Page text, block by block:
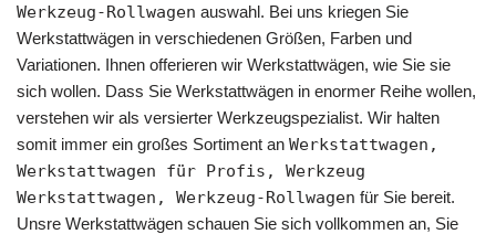
Werkzeug-Rollwagen auswahl. Bei uns kriegen Sie
Werkstattwägen in verschiedenen Größen, Farben und
Variationen. Ihnen offerieren wir Werkstattwägen, wie Sie sie
sich wollen. Dass Sie Werkstattwägen in enormer Reihe wollen,
verstehen wir als versierter Werkzeugspezialist. Wir halten
somit immer ein großes Sortiment an Werkstattwagen,
Werkstattwagen für Profis, Werkzeug
Werkstattwagen, Werkzeug-Rollwagen für Sie bereit.
Unsre Werkstattwägen schauen Sie sich vollkommen an, Sie